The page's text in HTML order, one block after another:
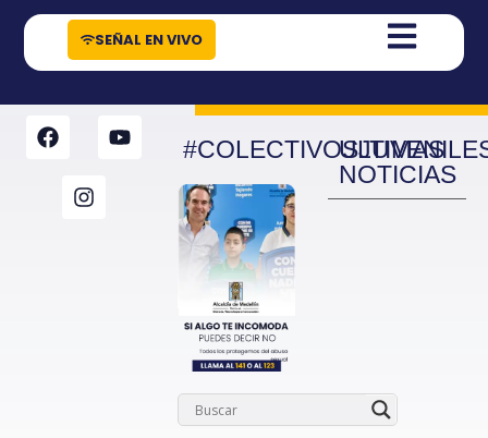
contenido
SEÑAL EN VIVO
ULTIMAS
NOTICIAS